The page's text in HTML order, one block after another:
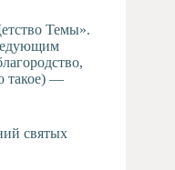
Темы».
такое) —
святых